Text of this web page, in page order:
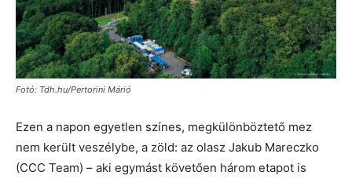
Fotó: Tdh.hu/Pertorini Márió
Ezen a napon egyetlen színes, megkülönböztető mez
nem került veszélybe, a zöld: az olasz Jakub Mareczko
(CCC Team) – aki egymást követően három etapot is